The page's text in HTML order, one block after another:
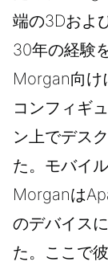
端の3Dおよ
30年の経験
Morgan向け
コンフィギ
ン上でデス
た。モバイ
Morganは
のデバイス
た。ここで